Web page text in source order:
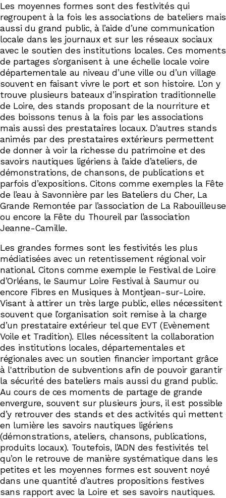
Les moyennes formes sont des festivités qui
regroupent à la fois les associations de bateliers mais
aussi du grand public, à l’aide d’une communication
locale dans les journaux et sur les réseaux sociaux
avec le soutien des institutions locales. Ces moments
de partages s’organisent à une échelle locale voire
départementale au niveau d’une ville ou d’un village
souvent en faisant vivre le port et son histoire. L’on y
trouve plusieurs bateaux d’inspiration traditionnelle
de Loire, des stands proposant de la nourriture et
des boissons tenus à la fois par les associations
mais aussi des prestataires locaux. D’autres stands
animés par des prestataires extérieurs permettent
de donner à voir la richesse du patrimoine et des
savoirs nautiques ligériens à l’aide d’ateliers, de
démonstrations, de chansons, de publications et
parfois d’expositions. Citons comme exemples la Fête
de l’eau à Savonnière par les Bateliers du Cher, La
Grande Remontée par l’association de La Rabouilleuse
ou encore la Fête du Thoureil par l’association
Jeanne-Camille.
Les grandes formes sont les festivités les plus
médiatisées avec un retentissement régional voir
national. Citons comme exemple le Festival de Loire
d’Orléans, le Saumur Loire Festival à Saumur ou
encore Fibres en Musiques à Montjean-sur-Loire.
Visant à attirer un très large public, elles nécessitent
souvent que l’organisation soit remise à la charge
d’un prestataire extérieur tel que EVT (Evènement
Voile et Tradition). Elles nécessitent la collaboration
des institutions locales, départementales et
régionales avec un soutien financier important grâce
à l'attribution de subventions afin de pouvoir garantir
la sécurité des bateliers mais aussi du grand public.
Au cours de ces moments de partage de grande
envergure, souvent sur plusieurs jours, il est possible
d’y retrouver des stands et des activités qui mettent
en lumière les savoirs nautiques ligériens
(démonstrations, ateliers, chansons, publications,
produits locaux). Toutefois, l’ADN des festivités tel
qu’on le retrouve de manière systématique dans les
petites et les moyennes formes est souvent noyé
dans une quantité d’autres propositions festives
sans rapport avec la Loire et ses savoirs nautiques.